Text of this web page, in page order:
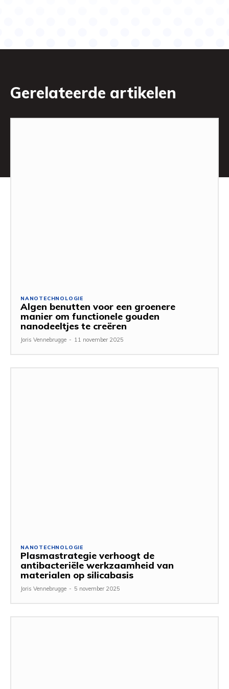
Gerelateerde artikelen
NANOTECHNOLOGIE
Algen benutten voor een groenere
manier om functionele gouden
nanodeeltjes te creëren
Joris Vennebrugge - 11 november 2025
NANOTECHNOLOGIE
Plasmastrategie verhoogt de
antibacteriële werkzaamheid van
materialen op silicabasis
Joris Vennebrugge - 5 november 2025